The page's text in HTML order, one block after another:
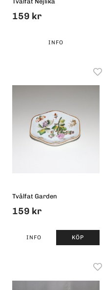
159 kr
INFO
Tvålfat Garden
159 kr
INFO KÖP